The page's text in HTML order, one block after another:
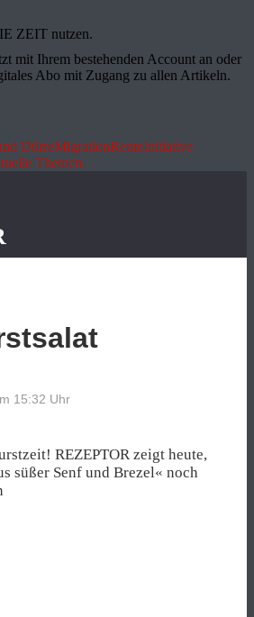
ZEIT nutzen.
mit Ihrem bestehenden Account an oder
Abo mit Zugang zu allen Artikeln.
DürreMigrationRenteInitiative
Themen
15:32 Uhr
REZEPTOR zeigt heute,
süßer Senf und Brezel« noch